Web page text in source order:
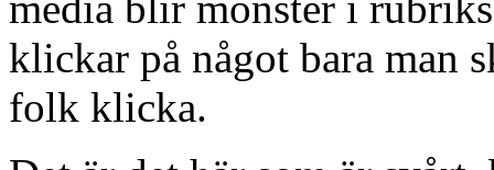
klickar på något bara man
folk klicka.